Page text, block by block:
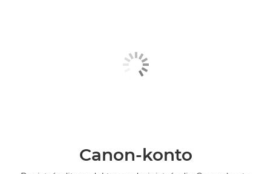
Canon-konto